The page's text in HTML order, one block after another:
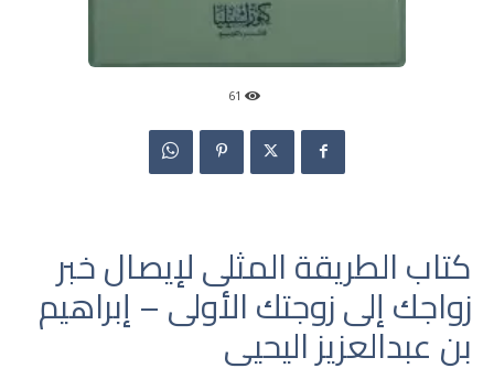
61
كتاب الطريقة المثلى لإيصال خبر
زواجك إلى زوجتك الأولى – إبراهيم
بن عبدالعزيز اليحيى